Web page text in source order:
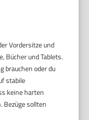
Vordersitze und
Bücher und Tablets.
brauchen oder du
stabile
keine harten
Bezüge sollten